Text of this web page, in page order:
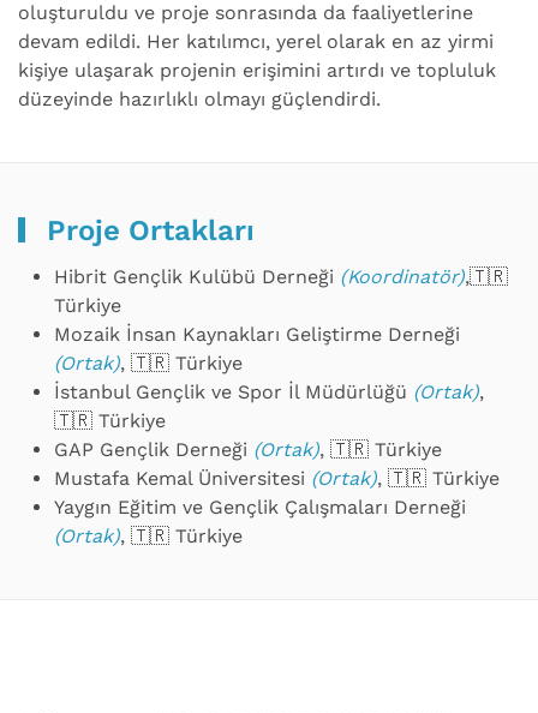
oluşturuldu ve proje sonrasında da faaliyetlerine
devam edildi. Her katılımcı, yerel olarak en az yirmi
kişiye ulaşarak projenin erişimini artırdı ve topluluk
düzeyinde hazırlıklı olmayı güçlendirdi.
Proje Ortakları
Hibrit Gençlik Kulübü Derneği (Koordinatör),🇹🇷
Türkiye
Mozaik İnsan Kaynakları Geliştirme Derneği
(Ortak), 🇹🇷 Türkiye
İstanbul Gençlik ve Spor İl Müdürlüğü (Ortak),
🇹🇷 Türkiye
GAP Gençlik Derneği (Ortak), 🇹🇷 Türkiye
Mustafa Kemal Üniversitesi (Ortak), 🇹🇷 Türkiye
Yaygın Eğitim ve Gençlik Çalışmaları Derneği
(Ortak), 🇹🇷 Türkiye